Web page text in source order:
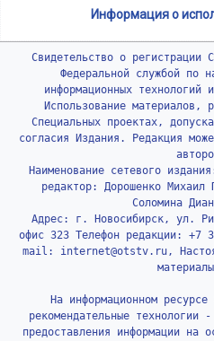
Информация о
Свидетельство о регистрации
Федеральной службой по
информационных технологий
Использование материалов,
Специальных проектах,
согласия Издания. Редакция
Наименование сетевого
редактор: Дорошенко
Соломина
Адрес: г. Новосибирск, ул.
офис 323 Телефон редакции:
mail: internet@otstv.ru,
На информационном
рекомендательные технологии
предоставления информации на